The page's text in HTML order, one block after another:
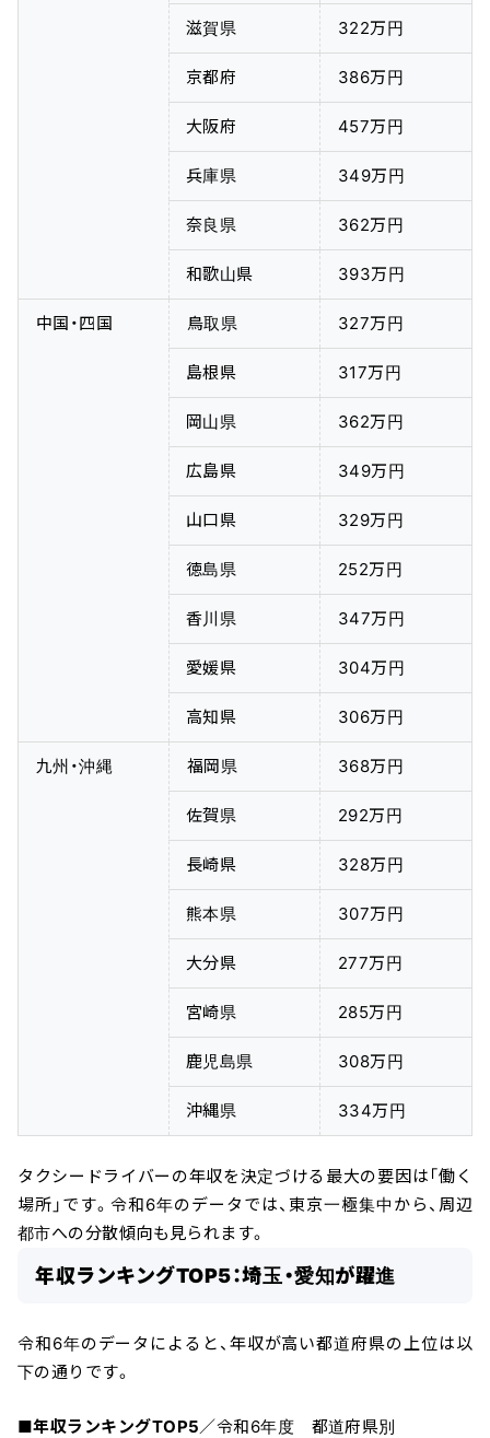
滋賀県 322万円
京都府 386万円
大阪府 457万円
兵庫県 349万円
奈良県 362万円
和歌山県 393万円
中国・四国 鳥取県 327万円
島根県 317万円
岡山県 362万円
広島県 349万円
山口県 329万円
徳島県 252万円
香川県 347万円
愛媛県 304万円
高知県 306万円
九州・沖縄 福岡県 368万円
佐賀県 292万円
長崎県 328万円
熊本県 307万円
大分県 277万円
宮崎県 285万円
鹿児島県 308万円
沖縄県 334万円
タクシードライバーの年収を決定づける最大の要因は「働く
場所」です。令和6年のデータでは、東京一極集中から、周辺
都市への分散傾向も見られます。
年収ランキングTOP5：埼玉・愛知が躍進
令和6年のデータによると、年収が高い都道府県の上位は以
下の通りです。
■年収ランキングTOP5／令和6年度 都道府県別